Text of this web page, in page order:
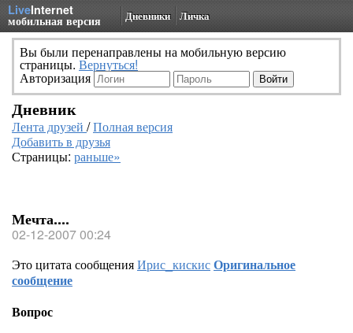
LiveInternet
мобильная версия Дневники Личка
Вы были перенаправлены на мобильную версию
страницы. Вернуться!
Авторизация
Дневник
Лента друзей /Полная версия
Добавить в друзья
Страницы: раньше»
Мечта....
02-12-2007 00:24
Это цитата сообщенияИрис_кискисОригинальное
сообщение
Вопрос